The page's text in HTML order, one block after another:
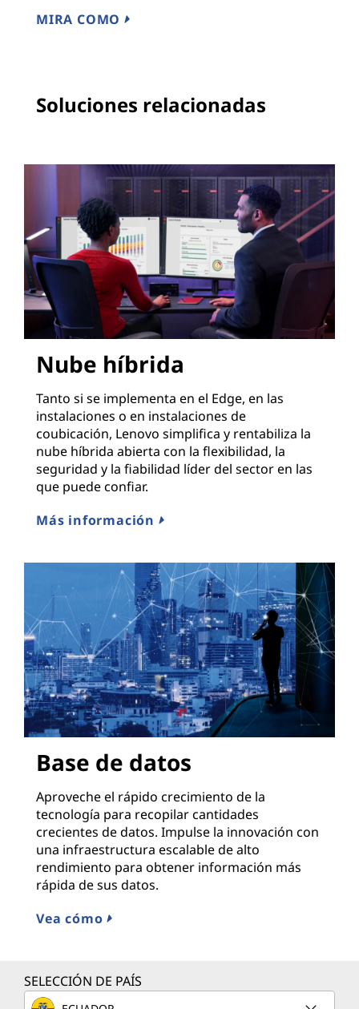
MIRA COMO
Soluciones relacionadas
Nube híbrida
Tanto si se implementa en el Edge, en las
instalaciones o en instalaciones de
coubicación, Lenovo simplifica y rentabiliza la
nube híbrida abierta con la flexibilidad, la
seguridad y la fiabilidad líder del sector en las
que puede confiar.
Más información
Base de datos
Aproveche el rápido crecimiento de la
tecnología para recopilar cantidades
crecientes de datos. Impulse la innovación con
una infraestructura escalable de alto
rendimiento para obtener información más
rápida de sus datos.
Vea cómo
SELECCIÓN DE PAÍS